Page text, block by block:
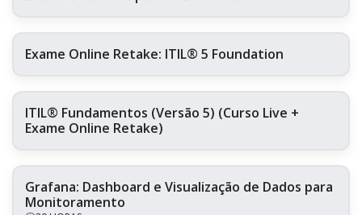
Exame Online Retake: ITIL® 5 Foundation
ITIL® Fundamentos (Versão 5) (Curso Live +
Exame Online Retake)
Grafana: Dashboard e Visualização de Dados para
Monitoramento